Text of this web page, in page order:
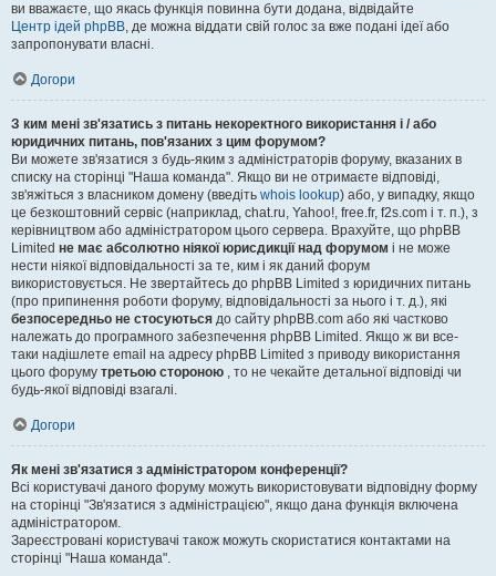
ви вважаєте, що якась функція повинна бути додана, відвідайте
Центр ідей phpBB, де можна віддати свій голос за вже подані ідеї або
запропонувати власні.
Догори
З ким мені зв'язатись з питань некоректного використання і / або
юридичних питань, пов'язаних з цим форумом?
Ви можете зв'язатися з будь-яким з адміністраторів форуму, вказаних в
списку на сторінці "Наша команда". Якщо ви не отримаєте відповіді,
зв'яжіться з власником домену (введіть whois lookup) або, у випадку, якщо
це безкоштовний сервіс (наприклад, chat.ru, Yahoo!, free.fr, f2s.com і т. п.), з
керівництвом або адміністратором цього сервера. Врахуйте, що phpBB
Limited не має абсолютно ніякої юрисдикції над форумом і не може
нести ніякої відповідальності за те, ким і як даний форум
використовується. Не звертайтесь до phpBB Limited з юридичних питань
(про припинення роботи форуму, відповідальності за нього і т. д.), які
безпосередньо не стосуються до сайту phpBB.com або які частково
належать до програмного забезпечення phpBB Limited. Якщо ж ви все-
таки надішлете email на адресу phpBB Limited з приводу використання
цього форуму третьою стороною , то не чекайте детальної відповіді чи
будь-якої відповіді взагалі.
Догори
Як мені зв'язатися з адміністратором конференції?
Всі користувачі даного форуму можуть використовувати відповідну форму
на сторінці "Зв'язатися з адміністрацією", якщо дана функція включена
адміністратором.
Зареєстровані користувачі також можуть скористатися контактами на
сторінці "Наша команда".